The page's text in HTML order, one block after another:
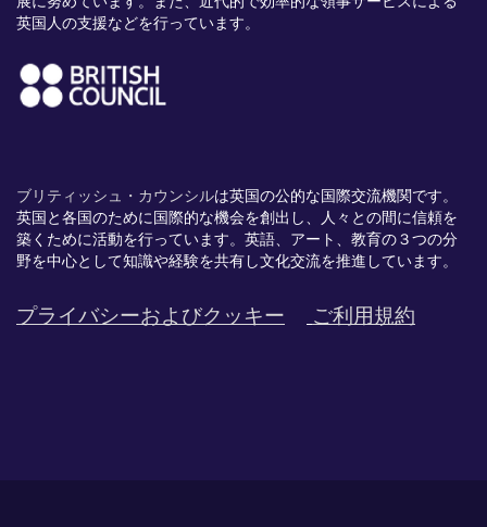
英国人の支援などを行っています。
ブリティッシュ・カウンシルは英国の公的な国際交流機関です。
英国と各国のために国際的な機会を創出し、
人々との間に信頼を
築くために活動を行っています。英語、 アート、 教育の３つの分
野を中心として知識や経験を共有し文化交流を推進 しています。
プライバシーおよびクッキー ご利用規約